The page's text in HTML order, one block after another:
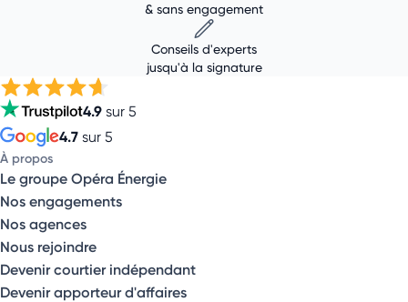
& sans engagement
Conseils d'experts
jusqu'à la signature
4.9 sur 5
4.7 sur 5
À propos
Le groupe Opéra Énergie
Nos engagements
Nos agences
Nous rejoindre
Devenir courtier indépendant
Devenir apporteur d'affaires